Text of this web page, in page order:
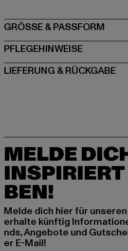
GRÖSSE & PASSFORM
PFLEGEHINWEISE
LIEFERUNG & RÜCKGABE
MELDE
BEN!
Melde dich hier für
erhalte künftig
nds, Angebote und
er E-Mail!